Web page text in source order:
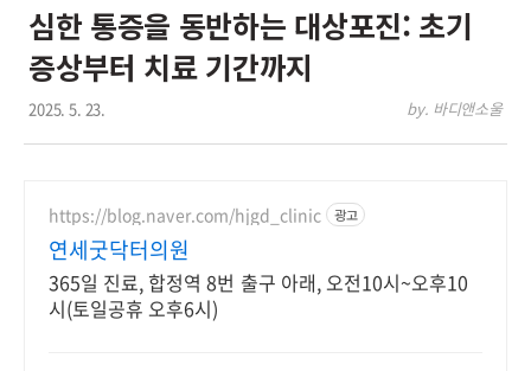
심한 통증을 동반하는 대상포진: 초기
증상부터 치료 기간까지
2025. 5. 23. by. 바디앤소울
https://blog.naver.com/hjgd_clinic 광고
연세굿닥터의원
365일 진료, 합정역 8번 출구 아래, 오전10시~오후10
시(토일공휴 오후6시)